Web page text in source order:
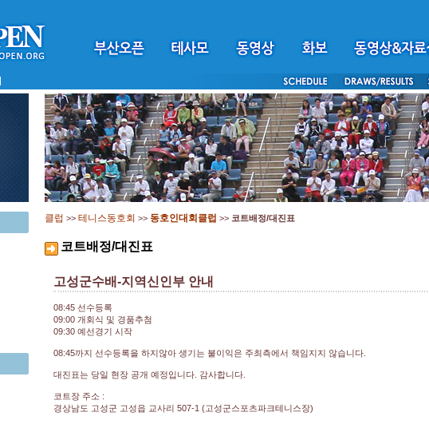
클럽 >> 테니스동호회 >> 동호인대회클럽 >> 코트배정/대진표
코트배정/대진표
고성군수배-지역신인부 안내
08:45 선수등록
09:00 개회식 및 경품추첨
09:30 예선경기 시작
08:45까지 선수등록을 하지않아 생기는 불이익은 주최측에서 책임지지 않습니다.
대진표는 당일 현장 공개 예정입니다. 감사합니다.
코트장 주소 :
경상남도 고성군 고성읍 교사리 507-1 (고성군스포츠파크테니스장)